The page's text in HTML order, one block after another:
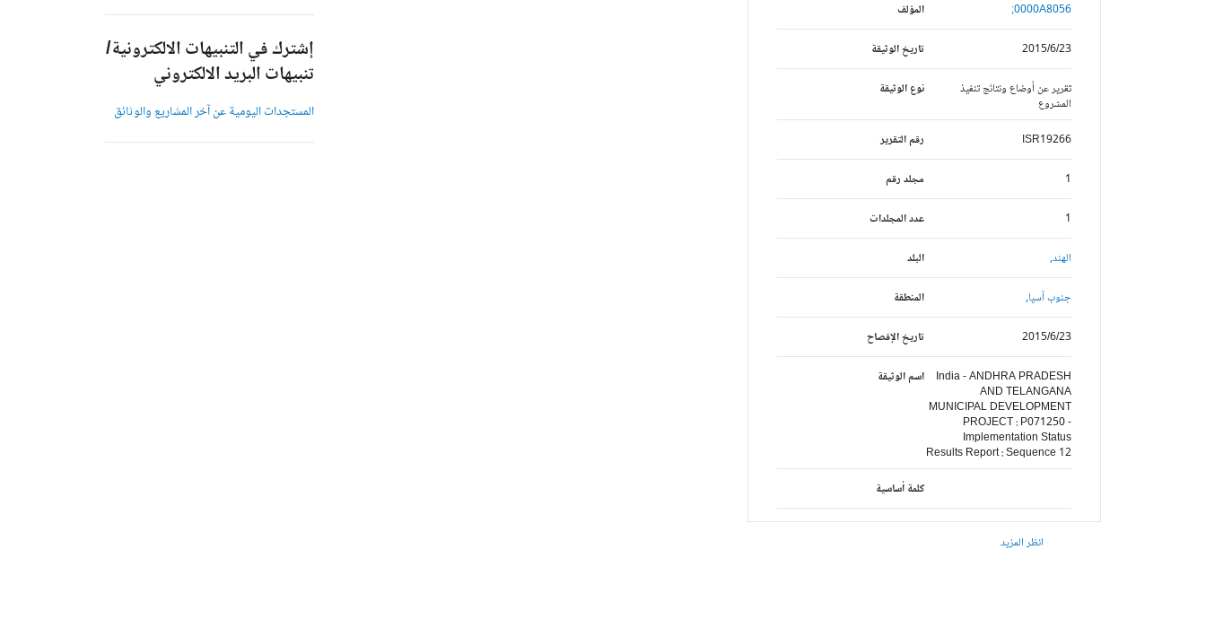
المؤلف 0000A8056;
تاريخ الوثيقة 2015/6/23
نوع الوثيقة
تقرير عن أوضاع ونتائج تنفيذ
المشروع
رقم التقرير
ISR19266
مجلد رقم 1
عدد المجلدات 1
البلد الهند,
المنطقة جنوب آسيا,
تاريخ الإفصاح 2015/6/23
اسم الوثيقة
India - ANDHRA PRADESH
AND TELANGANA
MUNICIPAL DEVELOPMENT
PROJECT : P071250 -
Implementation Status
Results Report : Sequence 12
كلمة أساسية
انظر المزيد
إشترك في التنبيهات الالكترونية/
تنبيهات البريد الالكتروني
المستجدات اليومية عن آخر المشاريع والوثائق